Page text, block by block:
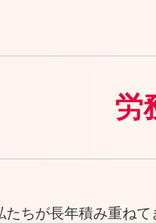
労
たちが長年積み重ねて